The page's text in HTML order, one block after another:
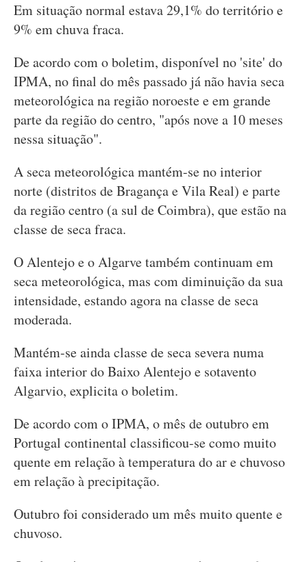
Em situação normal estava 29,1% do território e
9% em chuva fraca.
De acordo com o boletim, disponível no 'site' do
IPMA, no final do mês passado já não havia seca
meteorológica na região noroeste e em grande
parte da região do centro, "após nove a 10 meses
nessa situação".
A seca meteorológica mantém-se no interior
norte (distritos de Bragança e Vila Real) e parte
da região centro (a sul de Coimbra), que estão na
classe de seca fraca.
O Alentejo e o Algarve também continuam em
seca meteorológica, mas com diminuição da sua
intensidade, estando agora na classe de seca
moderada.
Mantém-se ainda classe de seca severa numa
faixa interior do Baixo Alentejo e sotavento
Algarvio, explicita o boletim.
De acordo com o IPMA, o mês de outubro em
Portugal continental classificou-se como muito
quente em relação à temperatura do ar e chuvoso
em relação à precipitação.
Outubro foi considerado um mês muito quente e
chuvoso.